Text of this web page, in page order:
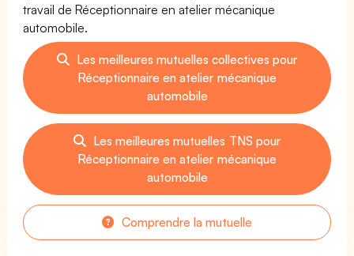
travail de Réceptionnaire en atelier mécanique
automobile.
Les meilleures mutuelles collectives pour
Réceptionnaire en atelier mécanique
automobile
Les meilleures mutuelles TNS pour
Réceptionnaire en atelier mécanique
automobile
Comprendre la mutuelle